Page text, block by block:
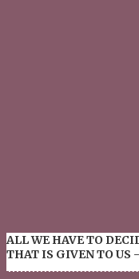
ALL WE HAVE TO
THAT IS GIVEN TO US